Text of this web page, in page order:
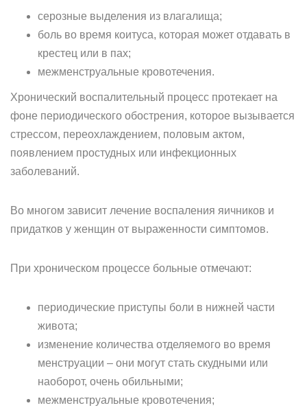
серозные выделения из влагалища;
боль во время коитуса, которая может отдавать в
крестец или в пах;
межменструальные кровотечения.
Хронический воспалительный процесс протекает на
фоне периодического обострения, которое вызывается
стрессом, переохлаждением, половым актом,
появлением простудных или инфекционных
заболеваний.
Во многом зависит лечение воспаления яичников и
придатков у женщин от выраженности симптомов.
При хроническом процессе больные отмечают:
периодические приступы боли в нижней части
живота;
изменение количества отделяемого во время
менструации – они могут стать скудными или
наоборот, очень обильными;
межменструальные кровотечения;